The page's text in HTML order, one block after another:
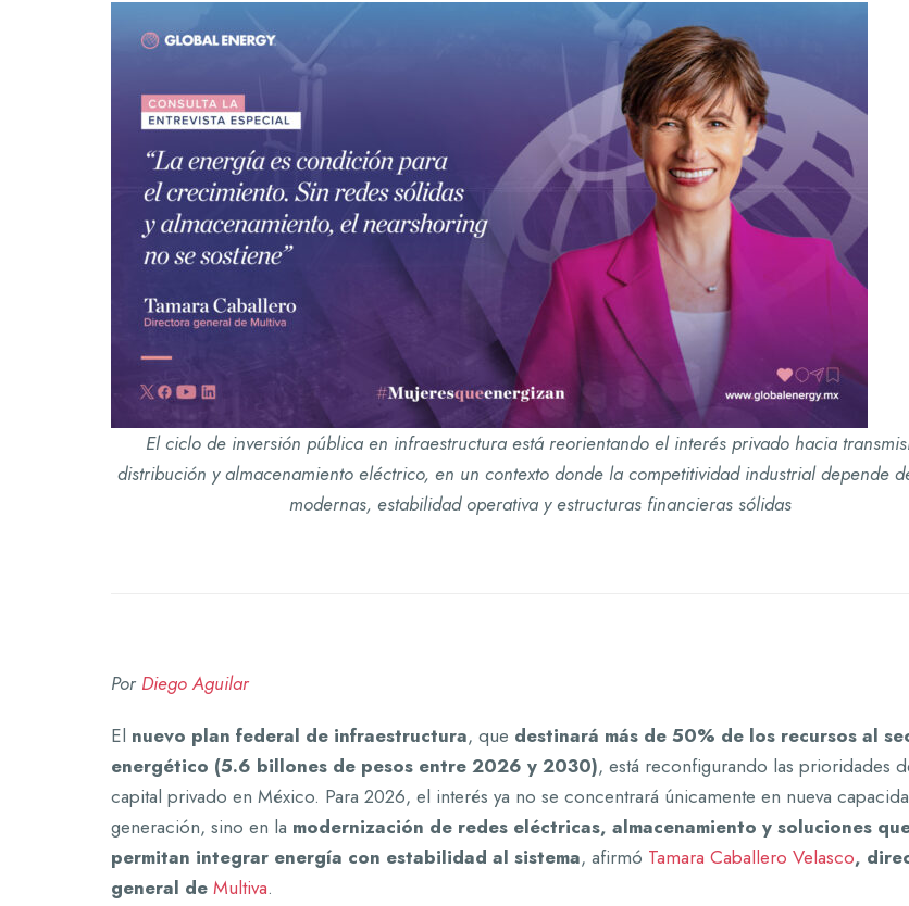
El ciclo de inversión pública en infraestructura está reorientando el interés privado hacia
distribución y almacenamiento eléctrico, en un contexto donde la competitividad industrial depende
modernas, estabilidad operativa y estructuras financieras sólidas
Por Diego Aguilar
El nuevo plan federal de infraestructura, que destinará más de 50% de los recursos al
energético (5.6 billones de pesos entre 2026 y 2030), está reconfigurando las prioridades
capital privado en México. Para 2026, el interés ya no se concentrará únicamente en nueva
generación, sino en la modernización de redes eléctricas, almacenamiento y soluciones
permitan integrar energía con estabilidad al sistema, afirmó Tamara Caballero Velasco,
general de Multiva.